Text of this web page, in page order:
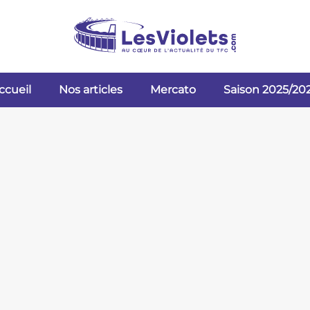
Nos articles Mercato Saison 2025/